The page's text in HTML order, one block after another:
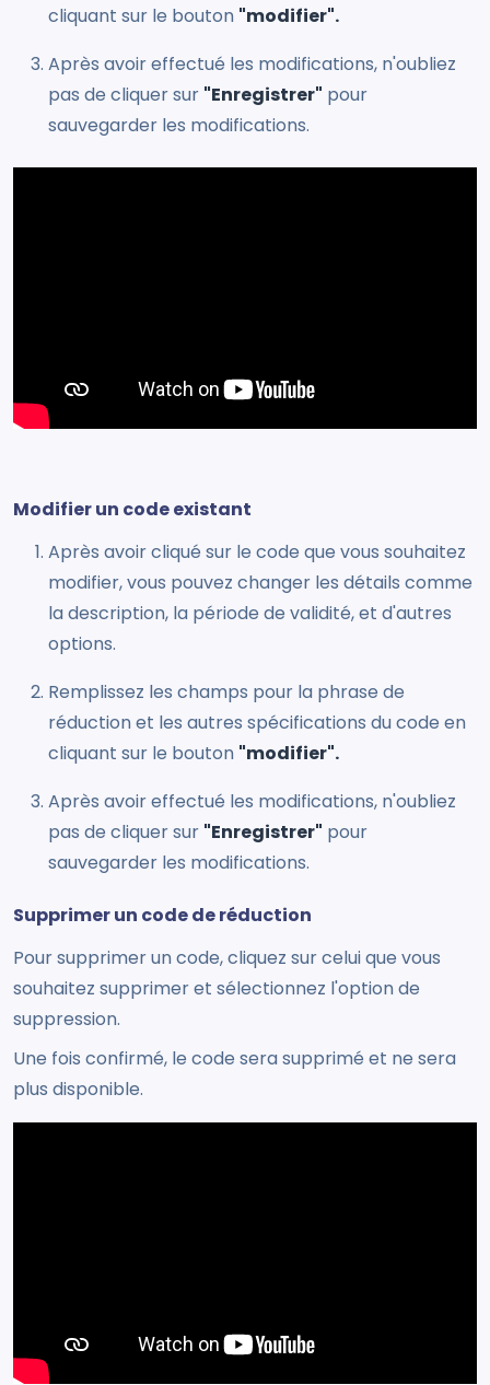
cliquant sur le bouton "modifier".
Après avoir effectué les modifications, n'oubliez
pas de cliquer sur "Enregistrer" pour
sauvegarder les modifications.
Modifier un code existant
Après avoir cliqué sur le code que vous souhaitez
modifier, vous pouvez changer les détails comme
la description, la période de validité, et d'autres
options.
Remplissez les champs pour la phrase de
réduction et les autres spécifications du code en
cliquant sur le bouton "modifier".
Après avoir effectué les modifications, n'oubliez
pas de cliquer sur "Enregistrer" pour
sauvegarder les modifications.
Supprimer un code de réduction
Pour supprimer un code, cliquez sur celui que vous
souhaitez supprimer et sélectionnez l'option de
suppression.
Une fois confirmé, le code sera supprimé et ne sera
plus disponible.